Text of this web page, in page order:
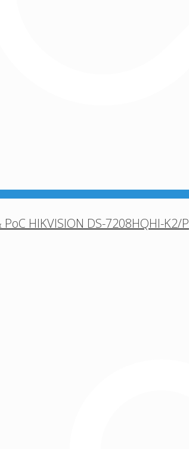
HIKVISION DS-7208HQHI-K2/P